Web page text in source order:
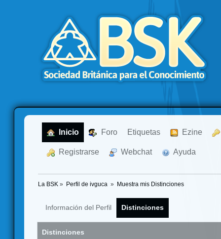
Inicio Foro Etiquetas Ezine
Registrarse Webchat Ayuda
La BSK » Perfil de ivguca » Muestra mis Distinciones
Información del Perfil Distinciones
Distinciones